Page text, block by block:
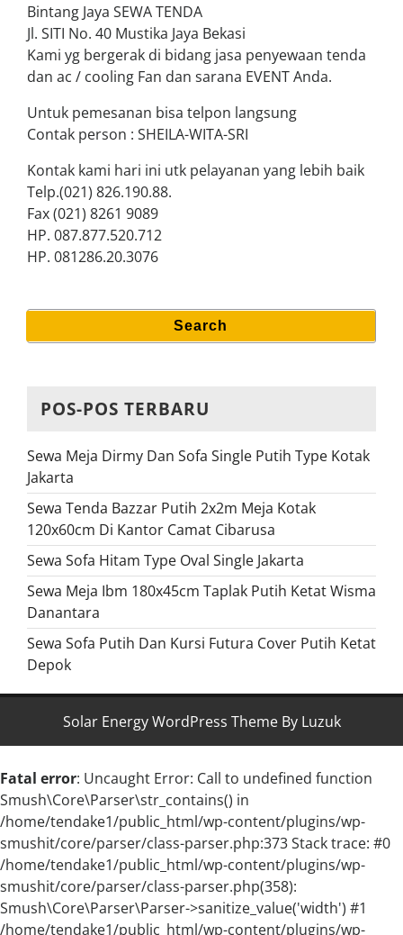
Bintang Jaya SEWA TENDA
Jl. SITI No. 40 Mustika Jaya Bekasi
Kami yg bergerak di bidang jasa penyewaan tenda
dan ac / cooling Fan dan sarana EVENT Anda.
Untuk pemesanan bisa telpon langsung
Contak person : SHEILA-WITA-SRI
Kontak kami hari ini utk pelayanan yang lebih baik
Telp.(021) 826.190.88.
Fax (021) 8261 9089
HP. 087.877.520.712
HP. 081286.20.3076
Search
for:
Search
POS-POS TERBARU
Sewa Meja Dirmy Dan Sofa Single Putih Type Kotak
Jakarta
Sewa Tenda Bazzar Putih 2x2m Meja Kotak
120x60cm Di Kantor Camat Cibarusa
Sewa Sofa Hitam Type Oval Single Jakarta
Sewa Meja Ibm 180x45cm Taplak Putih Ketat Wisma
Danantara
Sewa Sofa Putih Dan Kursi Futura Cover Putih Ketat
Depok
Solar Energy WordPress Theme By Luzuk
Fatal error: Uncaught Error: Call to undefined function
Smush\Core\Parser\str_contains() in
/home/tendake1/public_html/wp-content/plugins/wp-
smushit/core/parser/class-parser.php:373 Stack trace: #0
/home/tendake1/public_html/wp-content/plugins/wp-
smushit/core/parser/class-parser.php(358):
Smush\Core\Parser\Parser->sanitize_value('width') #1
/home/tendake1/public_html/wp-content/plugins/wp-